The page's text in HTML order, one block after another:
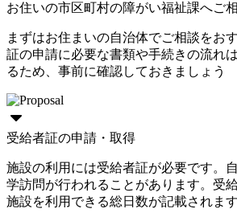
お住いの市区町村の障がい福祉課へご
まずはお住まいの自治体でご相談をお
証の申請に必要な書類や手続きの流れ
るため、事前に確認しておきましょう
受給者証の申請・取得
施設の利用には受給者証が必要です。
学訪問が行われることがあります。受
施設を利用できる総日数が記載されます